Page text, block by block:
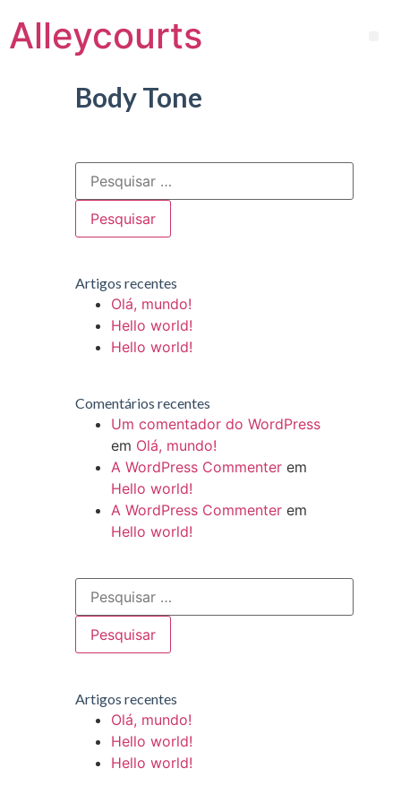
Alleycourts
Body Tone
Artigos recentes
Olá, mundo!
Hello world!
Hello world!
Comentários recentes
Um comentador do WordPress
em Olá, mundo!
A WordPress Commenter em
Hello world!
A WordPress Commenter em
Hello world!
Artigos recentes
Olá, mundo!
Hello world!
Hello world!